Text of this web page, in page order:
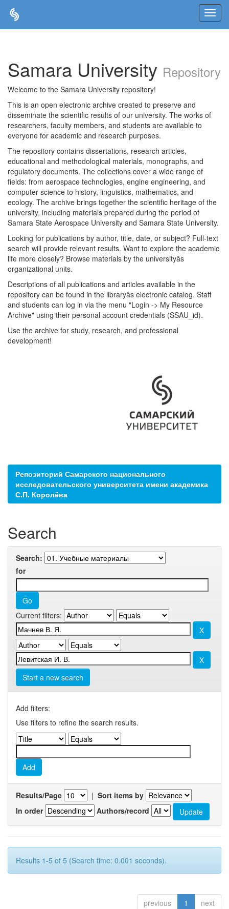
Samara University Repository
Welcome to the Samara University repository!
This is an open electronic archive created to preserve and
disseminate the scientific results of our university. The works of
researchers, faculty members, and students are available to
everyone for academic and research purposes.
The repository contains dissertations, research articles,
educational and methodological materials, monographs, and
regulatory documents. The collections cover a wide range of
fields: from aerospace technologies, engine engineering, and
computer science to history, linguistics, mathematics, and
ecology. The archive brings together the scientific heritage of the
university, including materials prepared during the period of
Samara State Aerospace University and Samara State University.
Looking for publications by author, title, date, or subject? Full-text
search will provide relevant results. Want to explore the academic
life more closely? Browse materials by the universityâs
organizational units.
Descriptions of all publications and articles available in the
repository can be found in the libraryâs electronic catalog. Staff
and students can log in via the menu "Login -> My Resource
Archive" using their personal account credentials (SSAU_id).
Use the archive for study, research, and professional
development!
Репозиторий Самарского национального
исследовательского университета имени академика
С.П. Королёва
Search
Search:
for
Current filters:
Start a new search
Add filters:
Use filters to refine the search results.
Results/Page | Sort items by
In order
Authors/record
Results 1-5 of 5 (Search time: 0.001 seconds).
previous 1 next